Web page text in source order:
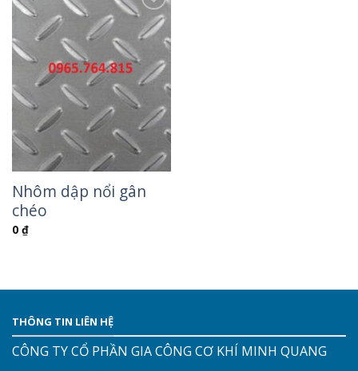
Add to
Wishlist
Nhôm dập nổi gân
chéo
0 ₫
THÔNG TIN LIÊN HỆ
CÔNG TY CỔ PHẦN GIA CÔNG CƠ KHÍ MINH QUANG